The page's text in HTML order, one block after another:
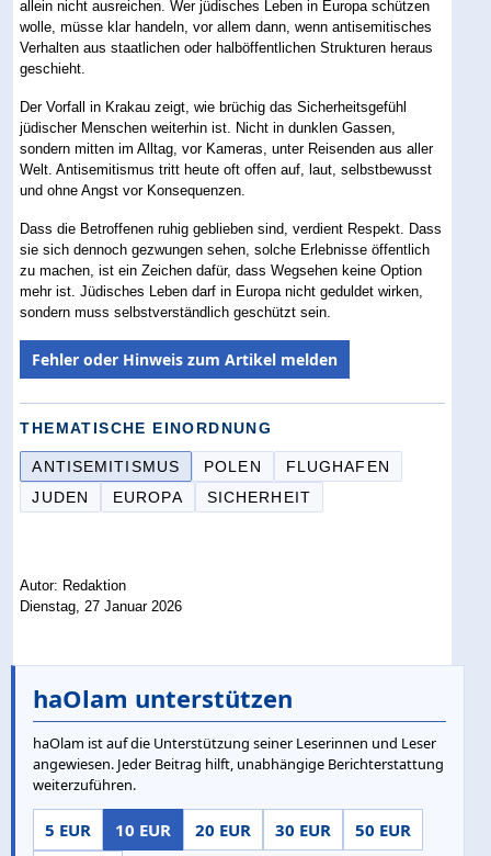
allein nicht ausreichen. Wer jüdisches Leben in Europa schützen
wolle, müsse klar handeln, vor allem dann, wenn antisemitisches
Verhalten aus staatlichen oder halböffentlichen Strukturen heraus
geschieht.
Der Vorfall in Krakau zeigt, wie brüchig das Sicherheitsgefühl
jüdischer Menschen weiterhin ist. Nicht in dunklen Gassen,
sondern mitten im Alltag, vor Kameras, unter Reisenden aus aller
Welt. Antisemitismus tritt heute oft offen auf, laut, selbstbewusst
und ohne Angst vor Konsequenzen.
Dass die Betroffenen ruhig geblieben sind, verdient Respekt. Dass
sie sich dennoch gezwungen sehen, solche Erlebnisse öffentlich
zu machen, ist ein Zeichen dafür, dass Wegsehen keine Option
mehr ist. Jüdisches Leben darf in Europa nicht geduldet wirken,
sondern muss selbstverständlich geschützt sein.
Fehler oder Hinweis zum Artikel melden
THEMATISCHE EINORDNUNG
ANTISEMITISMUS POLEN
FLUGHAFEN
JUDEN
EUROPA SICHERHEIT
Autor: Redaktion
Dienstag, 27 Januar 2026
haOlam unterstützen
haOlam ist auf die Unterstützung seiner Leserinnen und Leser
angewiesen. Jeder Beitrag hilft, unabhängige Berichterstattung
weiterzuführen.
5 EUR 10 EUR 20 EUR 30 EUR 50 EUR